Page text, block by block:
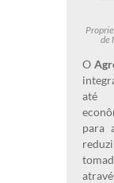
de
O
até
para